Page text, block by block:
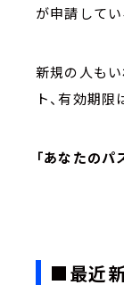
が申請して
新規の人もい
ト、有効期
「あなたのパ
■最近新